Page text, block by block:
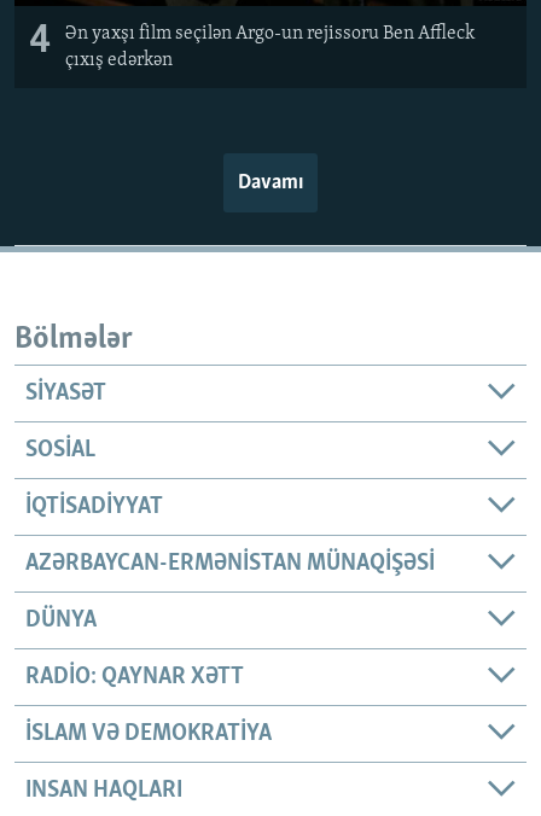
4
Ən yaxşı film seçilən Argo-un rejissoru Ben Affleck
çıxış edərkən
Davamı
Bölmələr
SIYASƏT
SOSIAL
İQTISADIYYAT
AZƏRBAYCAN-ERMƏNISTAN MÜNAQIŞƏSI
DÜNYA
RADIO: QAYNAR XƏTT
İSLAM VƏ DEMOKRATIYA
INSAN HAQLARI